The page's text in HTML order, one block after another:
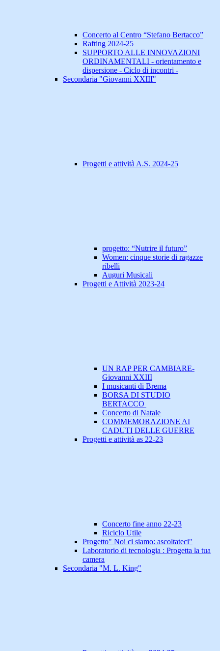
Concerto al Centro “Stefano Bertacco”
Rafting 2024-25
SUPPORTO ALLE INNOVAZIONI
ORDINAMENTALI - orientamento e
dispersione - Ciclo di incontri -
Secondaria "Giovanni XXIII"
Progetti e attività A.S. 2024-25
progetto: “Nutrire il futuro”
Women: cinque storie di ragazze
ribelli
Auguri Musicali
Progetti e Attività 2023-24
UN RAP PER CAMBIARE-
Giovanni XXIII
I musicanti di Brema
BORSA DI STUDIO
BERTACCO
Concerto di Natale
COMMEMORAZIONE AI
CADUTI DELLE GUERRE
Progetti e attività as 22-23
Concerto fine anno 22-23
Riciclo Utile
Progetto" Noi ci siamo: ascoltateci"
Laboratorio di tecnologia : Progetta la tua
camera
Secondaria "M. L. King"